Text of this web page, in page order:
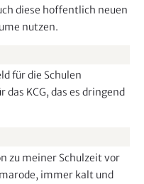
diese hoffentlich neuen
nutzen.
für die Schulen
KCG, das es dringend
zu meiner Schulzeit vor
immer kalt und